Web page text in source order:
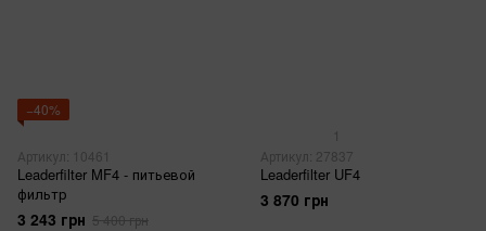
−40%
Артикул: 10461
Leaderfilter MF4 - питьевой
фильтр
3 243 грн 5 400 грн
1
Артикул: 27837
Leaderfilter UF4
3 870 грн